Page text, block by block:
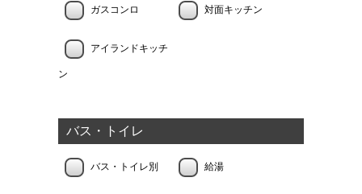
ガスコンロ 対面キッチン
アイランドキッチ
ン
バス・トイレ
バス・トイレ別 給湯